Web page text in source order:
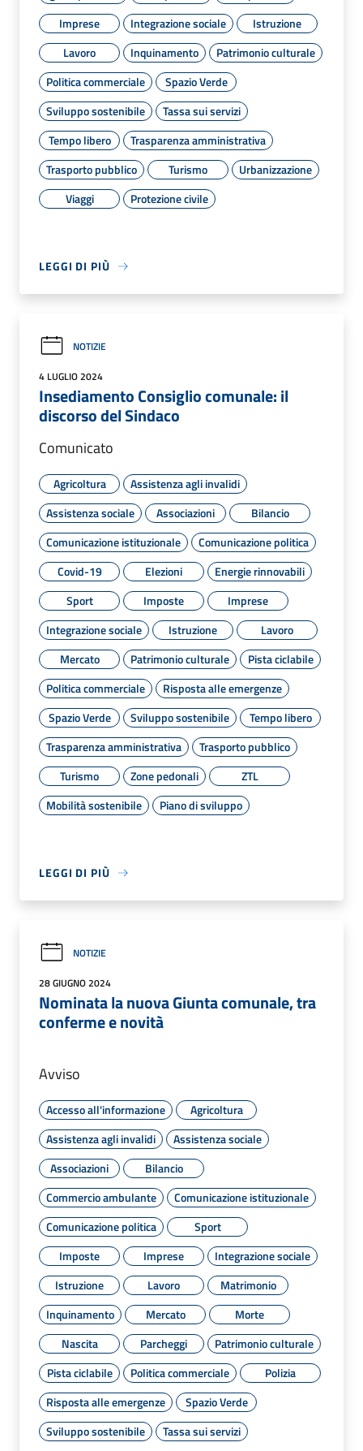
Imprese
Integrazione sociale
Istruzione
Lavoro
Inquinamento
Patrimonio culturale
Politica commerciale
Spazio Verde
Sviluppo sostenibile
Tassa sui servizi
Tempo libero
Trasparenza amministrativa
Trasporto pubblico
Turismo
Urbanizzazione
Viaggi
Protezione civile
LEGGI DI PIÙ
NOTIZIE
4 LUGLIO 2024
Insediamento Consiglio comunale: il
discorso del Sindaco
Comunicato
Agricoltura
Assistenza agli invalidi
Assistenza sociale
Associazioni
Bilancio
Comunicazione istituzionale
Comunicazione politica
Covid-19
Elezioni
Energie rinnovabili
Sport
Imposte
Imprese
Integrazione sociale
Istruzione
Lavoro
Mercato
Patrimonio culturale
Pista ciclabile
Politica commerciale
Risposta alle emergenze
Spazio Verde
Sviluppo sostenibile
Tempo libero
Trasparenza amministrativa
Trasporto pubblico
Turismo
Zone pedonali
ZTL
Mobilità sostenibile
Piano di sviluppo
LEGGI DI PIÙ
NOTIZIE
28 GIUGNO 2024
Nominata la nuova Giunta comunale, tra
conferme e novità
Avviso
Accesso all'informazione
Agricoltura
Assistenza agli invalidi
Assistenza sociale
Associazioni
Bilancio
Commercio ambulante
Comunicazione istituzionale
Comunicazione politica
Sport
Imposte
Imprese
Integrazione sociale
Istruzione
Lavoro
Matrimonio
Inquinamento
Mercato
Morte
Nascita
Parcheggi
Patrimonio culturale
Pista ciclabile
Politica commerciale
Polizia
Risposta alle emergenze
Spazio Verde
Sviluppo sostenibile
Tassa sui servizi